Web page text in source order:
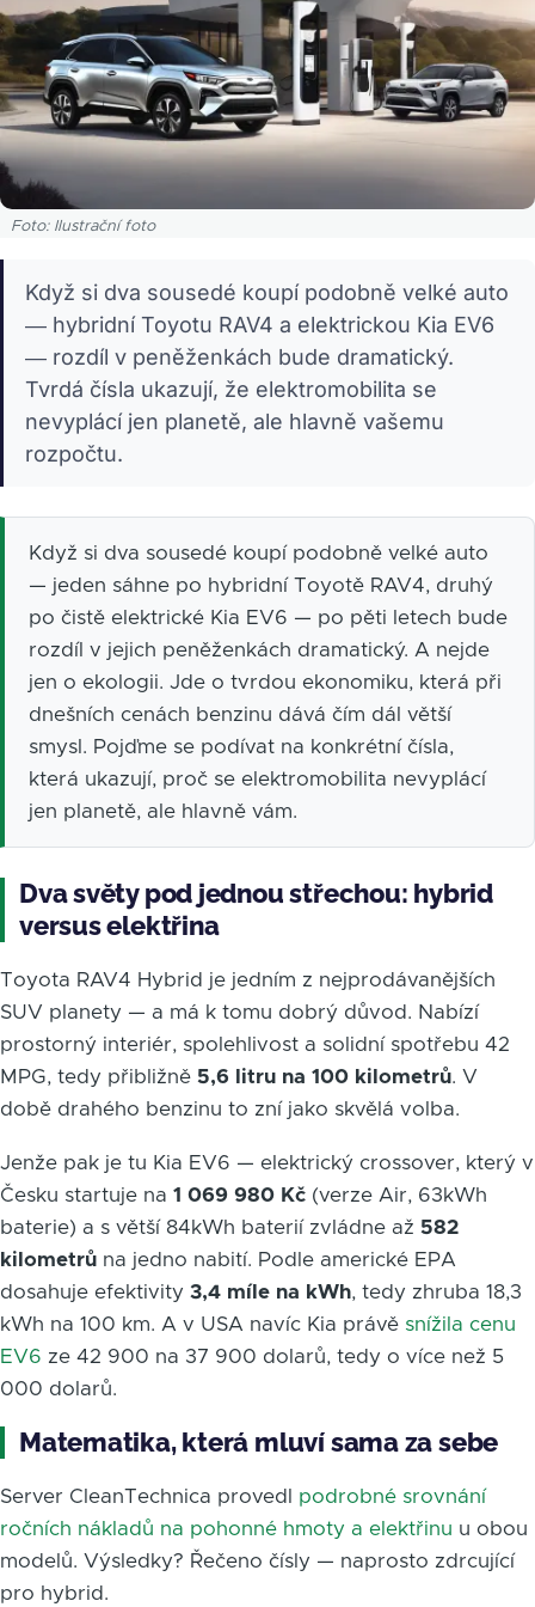
Foto: Ilustrační foto
Když si dva sousedé koupí podobně velké auto
— hybridní Toyotu RAV4 a elektrickou Kia EV6
— rozdíl v peněženkách bude dramatický.
Tvrdá čísla ukazují, že elektromobilita se
nevyplácí jen planetě, ale hlavně vašemu
rozpočtu.
Když si dva sousedé koupí podobně velké auto
— jeden sáhne po hybridní Toyotě RAV4, druhý
po čistě elektrické Kia EV6 — po pěti letech bude
rozdíl v jejich peněženkách dramatický. A nejde
jen o ekologii. Jde o tvrdou ekonomiku, která při
dnešních cenách benzinu dává čím dál větší
smysl. Pojďme se podívat na konkrétní čísla,
která ukazují, proč se elektromobilita nevyplácí
jen planetě, ale hlavně vám.
Dva světy pod jednou střechou: hybrid
versus elektřina
Toyota RAV4 Hybrid je jedním z nejprodávanějších
SUV planety — a má k tomu dobrý důvod. Nabízí
prostorný interiér, spolehlivost a solidní spotřebu 42
MPG, tedy přibližně 5,6 litru na 100 kilometrů. V
době drahého benzinu to zní jako skvělá volba.
Jenže pak je tu Kia EV6 — elektrický crossover, který v
Česku startuje na 1 069 980 Kč (verze Air, 63kWh
baterie) a s větší 84kWh baterií zvládne až 582
kilometrů na jedno nabití. Podle americké EPA
dosahuje efektivity 3,4 míle na kWh, tedy zhruba 18,3
kWh na 100 km. A v USA navíc Kia právě snížila cenu
EV6 ze 42 900 na 37 900 dolarů, tedy o více než 5
000 dolarů.
Matematika, která mluví sama za sebe
Server CleanTechnica provedl podrobné srovnání
ročních nákladů na pohonné hmoty a elektřinu u obou
modelů. Výsledky? Řečeno čísly — naprosto zdrcující
pro hybrid.